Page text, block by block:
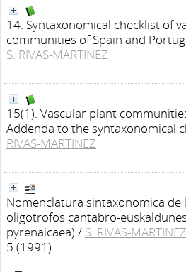
14. Syntaxonomical checklist of
communities of Spain and
S. RIVAS-MARTINEZ
15(1). Vascular plant
Addenda to the syntaxonomical
RIVAS-MARTINEZ
Nomenclatura sintaxonomica de
oligotrofos cantabro-
pyrenaicaea) / S. RIVAS-MARTINEZ
5 (1991)